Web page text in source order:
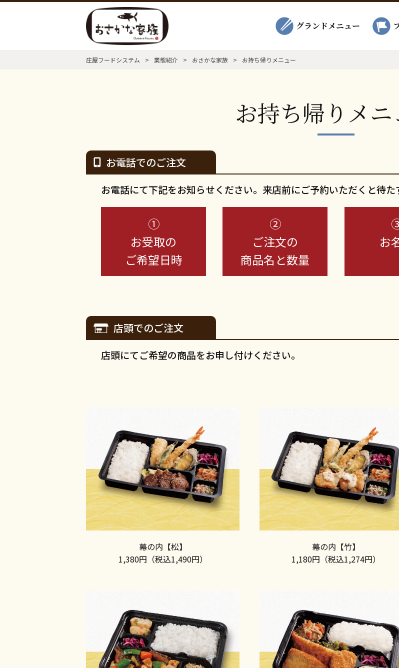
グランドメニュー
庄屋フードシステム > 業態紹介 > おさかな家族 > お持ち帰りメニュー
お持ち帰りメニ
お電話でのご注文
お電話にて下記をお知らせください。来店前にご予約いただくと待た
①
お受取の
ご希望日時
②
ご注文の
商品名と数量
お
店頭でのご注文
店頭にてご希望の商品をお申し付けください。
幕の内【松】
1,380円（税込1,490円）
幕の内【竹】
1,180円（税込1,274円）